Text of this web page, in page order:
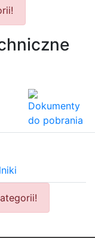
Dokumenty
do pobrania